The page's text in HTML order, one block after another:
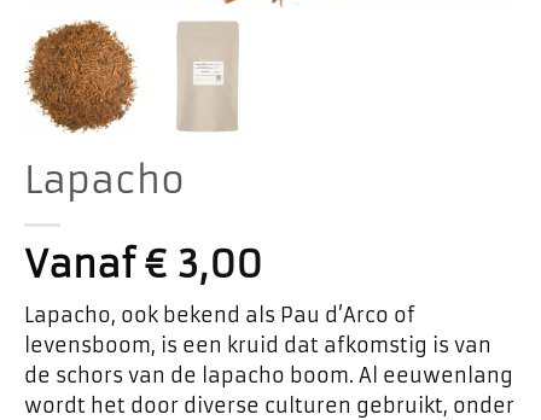
Lapacho
Vanaf€3,00
Lapacho, ook bekend als Pau d’Arco of
levensboom, is een kruid dat afkomstig is van
de schors van de lapacho boom. Al eeuwenlang
wordt het door diverse culturen gebruikt, onder